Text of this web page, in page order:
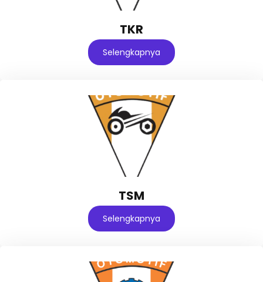
TKR
Selengkapnya
TSM
Selengkapnya